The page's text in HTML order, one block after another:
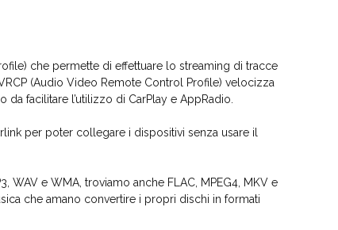
che permette di effettuare lo streaming di tracce
(Audio Video Remote Control Profile) velocizza
facilitare l’utilizzo di CarPlay e AppRadio.
per poter collegare i dispositivi senza usare il
e WMA, troviamo anche FLAC, MPEG4, MKV e
che amano convertire i propri dischi in formati